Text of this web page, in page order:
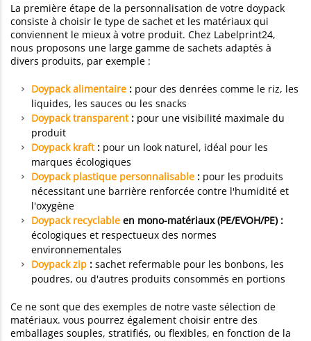
La première étape de la personnalisation de votre doypack
consiste à choisir le type de sachet et les matériaux qui
conviennent le mieux à votre produit. Chez Labelprint24,
nous proposons une large gamme de sachets adaptés à
divers produits, par exemple :
Doypack alimentaire : pour des denrées comme le riz, les
liquides, les sauces ou les snacks
Doypack transparent: pour une visibilité maximale du
produit
Doypack kraft: pour un look naturel, idéal pour les
marques écologiques
Doypack plastique personnalisable : pour les produits
nécessitant une barrière renforcée contre l'humidité et
l'oxygène
Doypack recyclable en mono-matériaux (PE/EVOH/PE) :
écologiques et respectueux des normes
environnementales
Doypack zip : sachet refermable pour les bonbons, les
poudres, ou d'autres produits consommés en portions
Ce ne sont que des exemples de notre vaste sélection de
matériaux. vous pourrez également choisir entre des
emballages souples, stratifiés, ou flexibles, en fonction de la